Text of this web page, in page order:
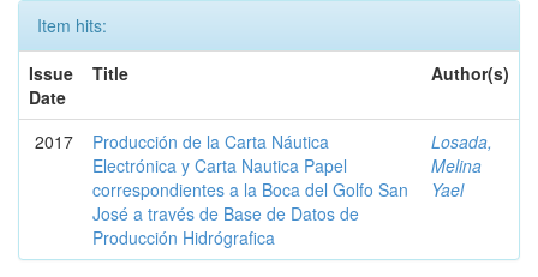
Item hits:
Issue
Date
Title Author(s)
2017
Producción de la Carta Náutica
Electrónica y Carta Nautica Papel
correspondientes a la Boca del Golfo San
José a través de Base de Datos de
Producción Hidrógrafica
Losada,
Melina
Yael